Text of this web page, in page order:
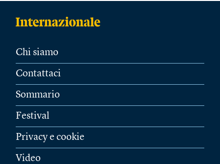
Chi siamo
Contattaci
Sommario
Festival
Privacy e cookie
Video